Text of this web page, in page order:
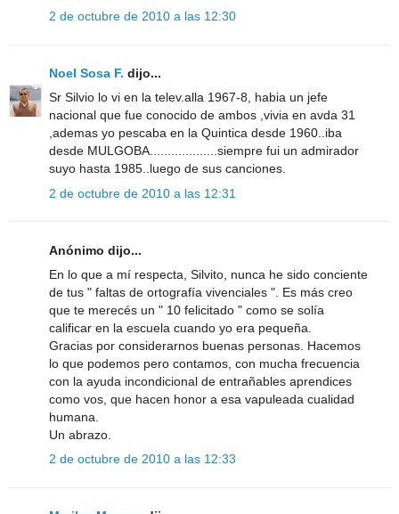
2 de octubre de 2010 a las 12:30
Noel Sosa F. dijo...
Sr Silvio lo vi en la telev.alla 1967-8, habia un jefe
nacional que fue conocido de ambos ,vivia en avda 31
,ademas yo pescaba en la Quintica desde 1960..iba
desde MULGOBA...................siempre fui un admirador
suyo hasta 1985..luego de sus canciones.
2 de octubre de 2010 a las 12:31
Anónimo dijo...
En lo que a mí respecta, Silvito, nunca he sido conciente
de tus " faltas de ortografía vivenciales ". Es más creo
que te merecés un " 10 felicitado " como se solía
calificar en la escuela cuando yo era pequeña.
Gracias por considerarnos buenas personas. Hacemos
lo que podemos pero contamos, con mucha frecuencia
con la ayuda incondicional de entrañables aprendices
como vos, que hacen honor a esa vapuleada cualidad
humana.
Un abrazo.
2 de octubre de 2010 a las 12:33